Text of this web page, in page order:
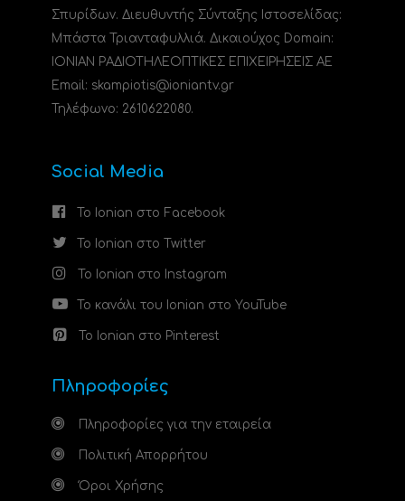
Σπυρίδων. Διευθυντής Σύνταξης Ιστοσελίδας:
Μπάστα Τριανταφυλλιά. Δικαιούχος Domain:
ΙΟΝΙΑΝ ΡΑΔΙΟΤΗΛΕΟΠΤΙΚΕΣ ΕΠΙΧΕΙΡΗΣΕΙΣ ΑΕ
Email: skampiotis@ioniantv.gr
Τηλέφωνο: 2610622080.
Social Media
Το Ionian στο Facebook
Το Ionian στο Twitter
Το Ionian στο Instagram
Το κανάλι του Ionian στο YouTube
Το Ionian στο Pinterest
Πληροφορίες
Πληροφορίες για την εταιρεία
Πολιτική Απορρήτου
Όροι Χρήσης